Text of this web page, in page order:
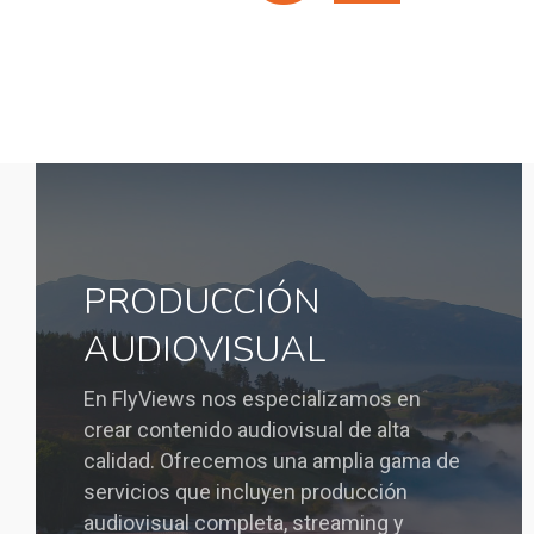
PRODUCCIÓN
AUDIOVISUAL
En FlyViews nos especializamos en
crear contenido audiovisual de alta
calidad. Ofrecemos una amplia gama de
servicios que incluyen producción
audiovisual completa, streaming y